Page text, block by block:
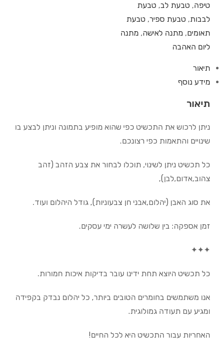
טיפה, טבעת לב, טבעת
לבבות, טבעת ספיר, טבעת
תאומים, מתנה לאישה, מתנה
ליום האהבה
תיאור
מידע נוסף
תיאור
ניתן לרכוש את התכשיט כפי שהוא מופיע בתמונה וניתן לבצע בו
שינויים והתאמות כפי רצונכם.
כל תכשיט ניתן לשינוי, תוכלו לבחור את צבע הזהב (זהב
צהוב,אדום,לבן),
את סוג האבן (יהלום,אבני חן צבעוניות), גודל היהלום ועוד.
זמן אספקה: בין שלושה לעשרה ימי עסקים.
✦✦✦
כל תכשיט היוצא תחת ידינו עובר בדיקות איכות חמורות.
אנו משתמשים בחומרים הטובים ביותר, כל יהלום נבדק בקפידה
ומגיע עם תעודה גמולוגית.
האחריות עבור התכשיט היא לכל החיים!